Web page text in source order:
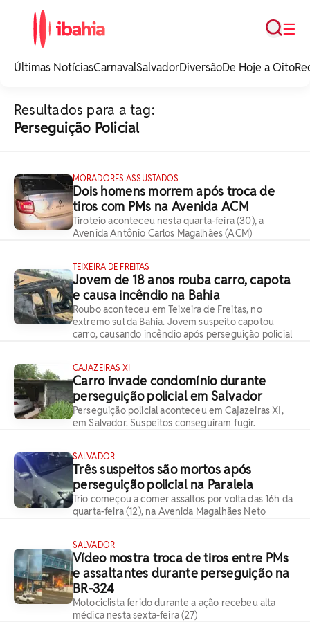
noticias e
☰
Busca
Últimas NotíciasCarnavalSalvadorDiversãoDe Hoje a Oito
Resultados para a tag:
Perseguição Policial
MORADORES ASSUSTADOS
Dois homens morrem após troca de
tiros com PMs na Avenida ACM
Tiroteio aconteceu nesta quarta-feira (30), a
Avenida Antônio Carlos Magalhães (ACM)
TEIXEIRA DE FREITAS
Jovem de 18 anos rouba carro, capota
e causa incêndio na Bahia
Roubo aconteceu em Teixeira de Freitas, no
extremo sul da Bahia. Jovem suspeito capotou
carro, causando incêndio após perseguição policial
CAJAZEIRAS XI
Carro invade condomínio durante
perseguição policial em Salvador
Perseguição policial aconteceu em Cajazeiras XI,
em Salvador. Suspeitos conseguiram fugir.
SALVADOR
Três suspeitos são mortos após
perseguição policial na Paralela
Trio começou a comer assaltos por volta das 16h da
quarta-feira (12), na Avenida Magalhães Neto
SALVADOR
Vídeo mostra troca de tiros entre PMs
e assaltantes durante perseguição na
BR-324
Motociclista ferido durante a ação recebeu alta
médica nesta sexta-feira (27)